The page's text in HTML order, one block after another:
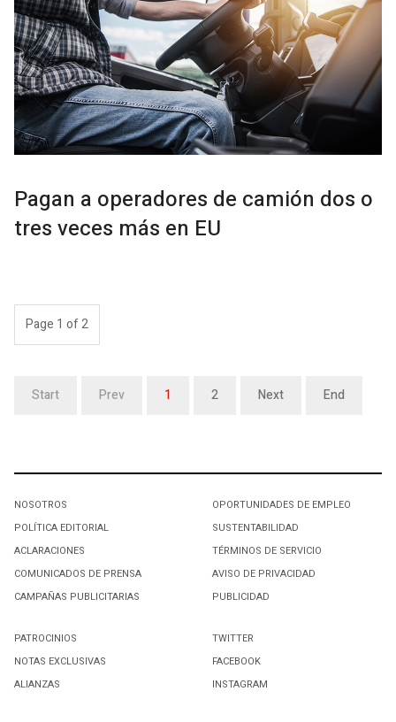
Pagan a operadores de camión dos o
tres veces más en EU
Page 1 of 2
Start Prev 1 2 Next End
NOSOTROS
POLÍTICA EDITORIAL
ACLARACIONES
COMUNICADOS DE PRENSA
CAMPAÑAS PUBLICITARIAS
OPORTUNIDADES DE EMPLEO
SUSTENTABILIDAD
TÉRMINOS DE SERVICIO
AVISO DE PRIVACIDAD
PUBLICIDAD
PATROCINIOS
NOTAS EXCLUSIVAS
ALIANZAS
TWITTER
FACEBOOK
INSTAGRAM